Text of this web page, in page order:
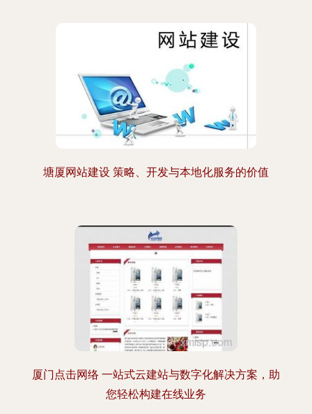
塘厦网站建设 策略、开发与本地化服务的价值
厦门点击网络 一站式云建站与数字化解决方案，助
您轻松构建在线业务